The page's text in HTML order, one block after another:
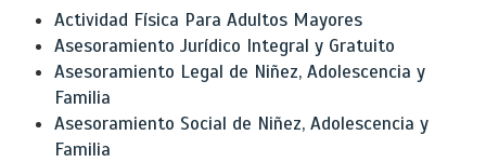
Actividad Física Para Adultos Mayores
Asesoramiento Jurídico Integral y Gratuito
Asesoramiento Legal de Niñez, Adolescencia y
Familia
Asesoramiento Social de Niñez, Adolescencia y
Familia